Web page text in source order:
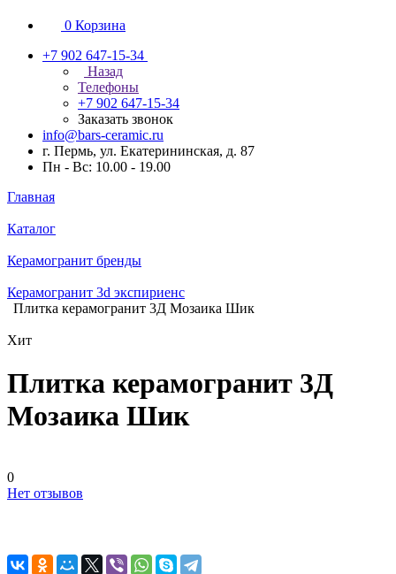
0 Корзина
+7 902 647-15-34
Назад
Телефоны
+7 902 647-15-34
Заказать звонок
info@bars-ceramic.ru
г. Пермь, ул. Екатерининская, д. 87
Пн - Вс: 10.00 - 19.00
Главная
Каталог
Керамогранит бренды
Керамогранит 3d экспириенс
Плитка керамогранит 3Д Мозаика Шик
Хит
Плитка керамогранит 3Д
Мозаика Шик
0
Нет отзывов